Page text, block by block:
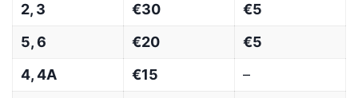
2, 3
€30
€5
5, 6
€20
€5
4, 4Α
€15
–